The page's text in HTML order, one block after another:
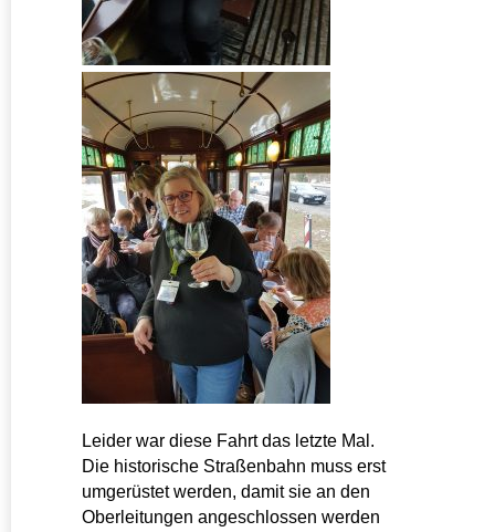
Leider war diese Fahrt das letzte Mal.
Die historische Straßenbahn muss erst
umgerüstet werden, damit sie an den
Oberleitungen angeschlossen werden